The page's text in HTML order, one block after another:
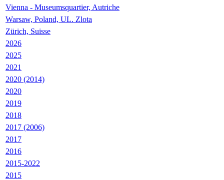
Vienna - Museumsquartier, Autriche
Warsaw, Poland, UL. Zlota
Zürich, Suisse
2026
2025
2021
2020 (2014)
2020
2019
2018
2017 (2006)
2017
2016
2015-2022
2015